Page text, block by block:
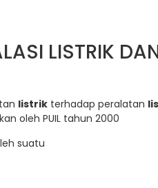
LISTRIK
listrik terhadap peralatan
oleh PUIL tahun 2000
suatu